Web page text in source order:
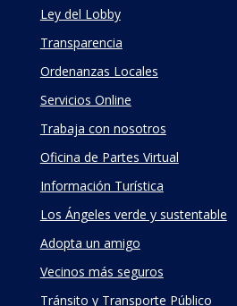
Ley del Lobby
Transparencia
Ordenanzas Locales
Servicios Online
Trabaja con nosotros
Oficina de Partes Virtual
Información Turística
Los Ángeles verde y sustentable
Adopta un amigo
Vecinos más seguros
Tránsito y Transporte Público